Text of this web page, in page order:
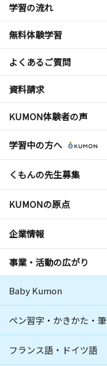
学習の流れ
無料体験学習
よくあるご質問
資料請求
KUMON体験者の声
学習中の方へ
くもんの先生募集
KUMONの原点
企業情報
事業・活動の広がり
Baby Kumon
ペン習字・かきかた・
フランス語・ドイツ語